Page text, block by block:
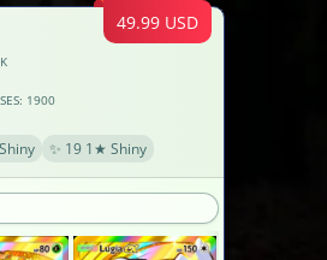
×2
49.99 USD
1900
✨ 19 1★ Shiny